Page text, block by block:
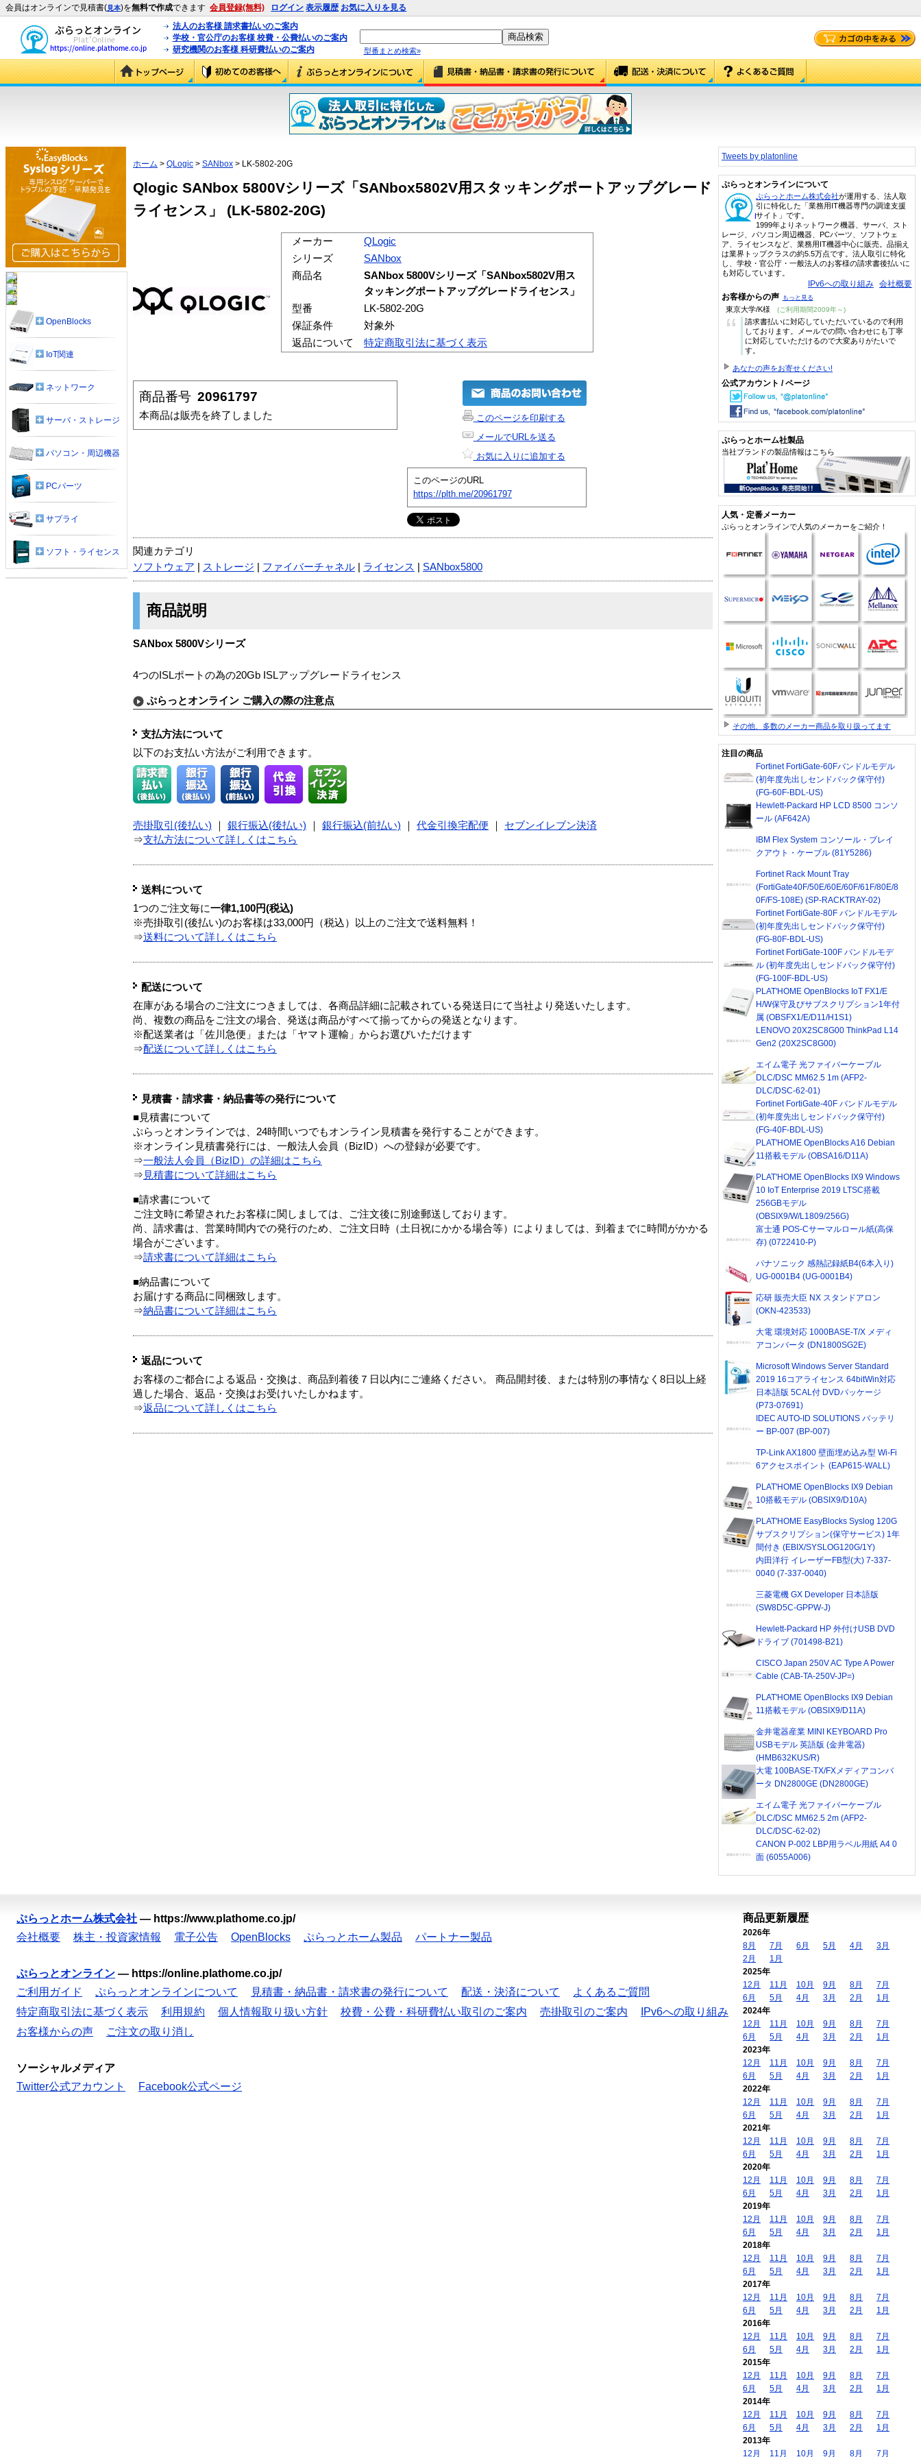
会員はオンラインで見積書(見本)を無料で作成できます 会員登録(無料) ログイン 表示履歴 お気に入りを見る
法人のお客様 請求書払いのご案内
学校・官公庁のお客様 校費・公費払いのご案内
研究機関のお客様 科研費払いのご案内
型番まとめ検索»
ホーム > QLogic > SANbox > LK-5802-20G
Qlogic SANbox 5800Vシリーズ「SANbox5802V用スタッキングポートアップグレード
ライセンス」 (LK-5802-20G)
メーカー
QLogic
シリーズ
SANbox
商品名
SANbox 5800Vシリーズ「SANbox5802V用ス
タッキングポートアップグレードライセンス」
型番
LK-5802-20G
保証条件
対象外
返品について
特定商取引法に基づく表示
商品番号 20961797
本商品は販売を終了しました
このページを印刷する
メールでURLを送る
お気に入りに追加する
このページのURL
https://plth.me/20961797
関連カテゴリ
ソフトウェア
ストレージ ファイバーチャネル ライセンス SANbox5800
商品説明
SANbox 5800Vシリーズ
4つのISLポートの為の20Gb ISLアップグレードライセンス
ぷらっとオンライン ご購入の際の注意点
支払方法について
以下のお支払い方法がご利用できます。
売掛取引(後払い) 銀行振込(後払い) 銀行振込(前払い) 代金引換宅配便
セブンイレブン決済
⇒支払方法について詳しくはこちら
送料について
1つのご注文毎に一律1,100円(税込)
※売掛取引(後払い)のお客様は33,000円（税込）以上のご注文で送料無料！
⇒送料について詳しくはこちら
配送について
在庫がある場合のご注文につきましては、各商品詳細に記載されている発送日にて当社より発送いたします。
尚、複数の商品をご注文の場合、発送は商品がすべて揃ってからの発送となります。
※配送業者は「佐川急便」または「ヤマト運輸」からお選びいただけます
⇒配送について詳しくはこちら
見積書・請求書・納品書等の発行について
■見積書について
ぷらっとオンラインでは、24時間いつでもオンライン見積書を発行することができます。
※オンライン見積書発行には、一般法人会員（BizID）への登録が必要です。
⇒一般法人会員（BizID）の詳細はこちら
⇒ 見積書について詳細はこちら
■請求書について
ご注文時に希望されたお客様に関しましては、ご注文後に別途郵送しております。
尚、請求書は、営業時間内での発行のため、ご注文日時（土日祝にかかる場合等）によりましては、到着までに時間がかかる
場合がございます。
⇒請求書について詳細はこちら
■納品書について
お届けする商品に同梱致します。
⇒納品書について詳細はこちら
返品について
お客様のご都合による返品・交換は、商品到着後７日以内にご連絡ください。 商品開封後、または特別の事情なく8日以上経
過した場合、返品・交換はお受けいたしかねます。
⇒返品について詳しくはこちら
OpenBlocks
IoT関連
ネットワーク
サーバ・ストレージ
パソコン・周辺機器
PCパーツ
サプライ
ソフト・ライセンス
Tweets by platonline
ぷらっとオンラインについて
ぷらっとホーム株式会社が運用する、法人取
引に特化した「業務用IT機器専門の調達支援
サイト」です。
1999年よりネットワーク機器、サーバ、スト
レージ、パソコン周辺機器、PCパーツ、ソフトウェ
ア、ライセンスなど、業務用IT機器中心に販売。品揃え
は業界トップクラスの約5.5万点です。法人取引に特化
し、学校・官公庁・一般法人のお客様の請求書後払いに
も対応しています。
IPv6への取り組み 会社概要
お客様からの声 もっと見る
東京大学/K様 (ご利用期間2009年～)
“
請求書払いに対応していただいているので利用
しております。メールでの問い合わせにも丁寧
に対応していただけるので大変ありがたいで
す。
あなたの声をお寄せください!
公式アカウント / ページ
ぷらっとホーム社製品
当社ブランドの製品情報はこちら
人気・定番メーカー
ぷらっとオンラインで人気のメーカーをご紹介！
その他、多数のメーカー商品を取り扱ってます
注目の商品
Fortinet FortiGate-60Fバンドルモデル
(初年度先出しセンドバック保守付)
(FG-60F-BDL-US)
Hewlett-Packard HP LCD 8500 コンソ
ール (AF642A)
IBM Flex System コンソール・ブレイ
クアウト・ケーブル (81Y5286)
Fortinet Rack Mount Tray
(FortiGate40F/50E/60E/60F/61F/80E/8
0F/FS-108E) (SP-RACKTRAY-02)
Fortinet FortiGate-80F バンドルモデル
(初年度先出しセンドバック保守付)
(FG-80F-BDL-US)
Fortinet FortiGate-100F バンドルモデ
ル (初年度先出しセンドバック保守付)
(FG-100F-BDL-US)
PLAT'HOME OpenBlocks IoT FX1/E
H/W保守及びサブスクリプション1年付
属 (OBSFX1/E/D11/H1S1)
LENOVO 20X2SC8G00 ThinkPad L14
Gen2 (20X2SC8G00)
エイム電子 光ファイバーケーブル
DLC/DSC MM62.5 1m (AFP2-
DLC/DSC-62-01)
Fortinet FortiGate-40F バンドルモデル
(初年度先出しセンドバック保守付)
(FG-40F-BDL-US)
PLAT'HOME OpenBlocks A16 Debian
11搭載モデル (OBSA16/D11A)
PLAT'HOME OpenBlocks IX9 Windows
10 IoT Enterprise 2019 LTSC搭載
256GBモデル
(OBSIX9/W/L1809/256G)
富士通 POS-Cサーマルロール紙(高保
存) (0722410-P)
パナソニック 感熱記録紙B4(6本入り)
UG-0001B4 (UG-0001B4)
応研 販売大臣 NX スタンドアロン
(OKN-423533)
大電 環境対応 1000BASE-T/X メディ
アコンバータ (DN1800SG2E)
Microsoft Windows Server Standard
2019 16コアライセンス 64bitWin対応
日本語版 5CAL付 DVDパッケージ
(P73-07691)
IDEC AUTO-ID SOLUTIONS バッテリ
ー BP-007 (BP-007)
TP-Link AX1800 壁面埋め込み型 Wi-Fi
6アクセスポイント (EAP615-WALL)
PLAT'HOME OpenBlocks IX9 Debian
10搭載モデル (OBSIX9/D10A)
PLAT'HOME EasyBlocks Syslog 120G
サブスクリプション(保守サービス) 1年
間付き (EBIX/SYSLOG120G/1Y)
内田洋行 イレーザーFB型(大) 7-337-
0040 (7-337-0040)
三菱電機 GX Developer 日本語版
(SW8D5C-GPPW-J)
Hewlett-Packard HP 外付けUSB DVD
ドライブ (701498-B21)
CISCO Japan 250V AC Type A Power
Cable (CAB-TA-250V-JP=)
PLAT'HOME OpenBlocks IX9 Debian
11搭載モデル (OBSIX9/D11A)
金井電器産業 MINI KEYBOARD Pro
USBモデル 英語版 (金井電器)
(HMB632KUS/R)
大電 100BASE-TX/FXメディアコンバ
ータ DN2800GE (DN2800GE)
エイム電子 光ファイバーケーブル
DLC/DSC MM62.5 2m (AFP2-
DLC/DSC-62-02)
CANON P-002 LBP用ラベル用紙 A4 0
面 (6055A006)
ぷらっとホーム株式会社 — https://www.plathome.co.jp/
会社概要
株主・投資家情報 電子公告 OpenBlocks ぷらっとホーム製品 パートナー製品
ぷらっとオンライン — https://online.plathome.co.jp/
ご利用ガイド
ぷらっとオンラインについて 見積書・納品書・請求書の発行について 配送・決済について
よくあるご質問
特定商取引法に基づく表示
利用規約 個人情報取り扱い方針 校費・公費・科研費払い取引のご案内 売掛取引のご案内
IPv6への取り組み
お客様からの声
ご注文の取り消し
ソーシャルメディア
Twitter公式アカウント
Facebook公式ページ
商品更新履歴
2026年
8月
7月 6月 5月 4月
3月
2月
1月
2025年
12月
11月 10月 9月 8月
7月
6月
5月 4月 3月 2月
1月
2024年
12月
11月 10月 9月 8月
7月
6月
5月 4月 3月 2月
1月
2023年
12月
11月 10月 9月 8月
7月
6月
5月 4月 3月 2月
1月
2022年
12月
11月 10月 9月 8月
7月
6月
5月 4月 3月 2月
1月
2021年
12月
11月 10月 9月 8月
7月
6月
5月 4月 3月 2月
1月
2020年
12月
11月 10月 9月 8月
7月
6月
5月 4月 3月 2月
1月
2019年
12月
11月 10月 9月 8月
7月
6月
5月 4月 3月 2月
1月
2018年
12月
11月 10月 9月 8月
7月
6月
5月 4月 3月 2月
1月
2017年
12月
11月 10月 9月 8月
7月
6月
5月 4月 3月 2月
1月
2016年
12月
11月 10月 9月 8月
7月
6月
5月 4月 3月 2月
1月
2015年
12月
11月 10月 9月 8月
7月
6月
5月 4月 3月 2月
1月
2014年
12月
11月 10月 9月 8月
7月
6月
5月 4月 3月 2月
1月
2013年
12月
11月 10月 9月 8月 7月